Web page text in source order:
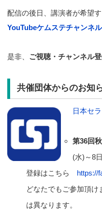
配信の後日、講演者が希望
YouTubeケムステチャンネル
是非、 ご視聴・チャンネル
共催団体からのお知
日本セ
第36回
(水)～8
登録はこちら https://
どなたでもご参加頂
は異なります。